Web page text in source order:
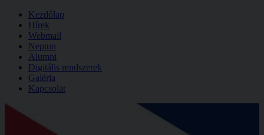
Kezdőlap
Hírek
Webmail
Neptun
Alumni
Digitális rendszerek
Galéria
Kapcsolat